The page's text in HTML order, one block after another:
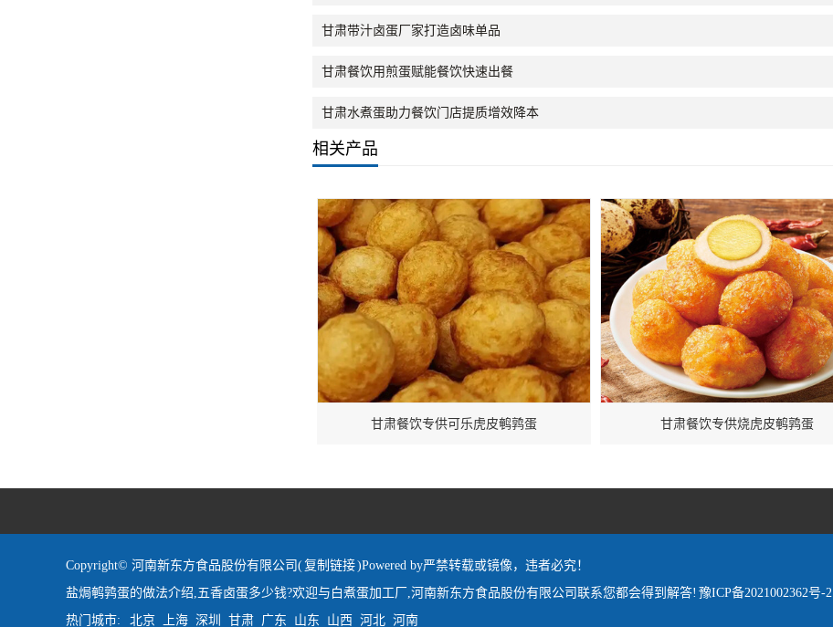
甘肃带汁卤蛋厂家打造卤味单品
甘肃餐饮用煎蛋赋能餐饮快速出餐
甘肃水煮蛋助力餐饮门店提质增效降本
相关产品
甘肃餐饮专供可乐虎皮鹌鹑蛋 甘肃餐饮专供烧虎皮鹌鹑蛋
Copyright© 河南新东方食品股份有限公司(复制链接)Powered by严禁转载或镜像，违者必究！
盐焗鹌鹑蛋的做法介绍,五香卤蛋多少钱?欢迎与白煮蛋加工厂,河南新东方食品股份有限公司联系您都会得到解答! 豫ICP备2021002362号-2
热门城市:
北京 上海 深圳 甘肃 广东 山东 山西 河北 河南